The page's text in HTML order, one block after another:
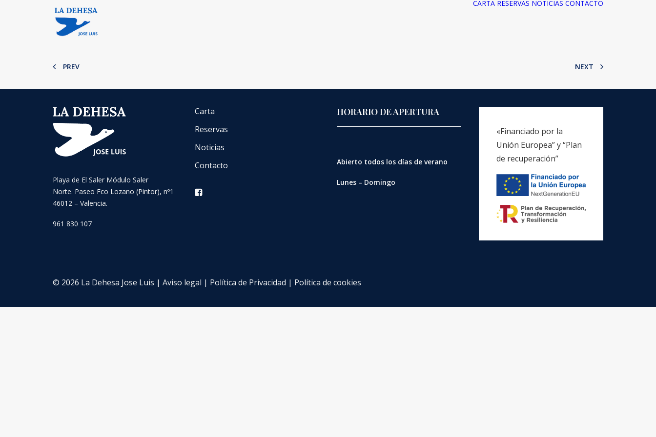
CARTA RESERVAS NOTICIAS CONTACTO
PREV NEXT
Playa de El Saler Módulo Saler
Norte. Paseo Fco Lozano (Pintor), nº1
46012 – Valencia.
961 830 107
Carta
Reservas
Noticias
Contacto
HORARIO DE APERTURA
Abierto todos los días de verano
Lunes – Domingo
«Financiado por la
Unión Europea” y “Plan
de recuperación”
© 2026 La Dehesa Jose Luis | Aviso legal | Política de Privacidad | Política de cookies